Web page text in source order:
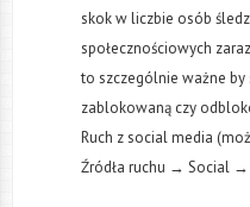
skok w liczbie osób
społecznościowych
to szczególnie ważne by
zablokowaną czy
Ruch z social media
Źródła ruchu → Social